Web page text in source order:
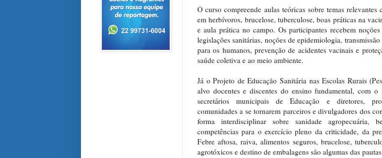
O curso compreende aulas teóricas sobre temas
em herbívoros, brucelose, tuberculose, boas práticas na
e aula prática no campo. Os participantes recebem
legislações sanitárias, noções de epidemiologia,
para os humanos, prevenção de acidentes vacinais e
saúde coletiva e ao meio ambiente.
Já o Projeto de Educação Sanitária nas Escolas Rurais
alvo docentes e discentes do ensino fundamental, com
secretários municipais de Educação e diretores,
comunidades a se tornarem parceiros e divulgadores dos
forma interdisciplinar sobre sanidade agropecuária,
competências para o exercício pleno da criticidade, da
Febre aftosa, raiva, alimentos seguros, brucelose,
agrotóxicos e destino de embalagens são algumas das